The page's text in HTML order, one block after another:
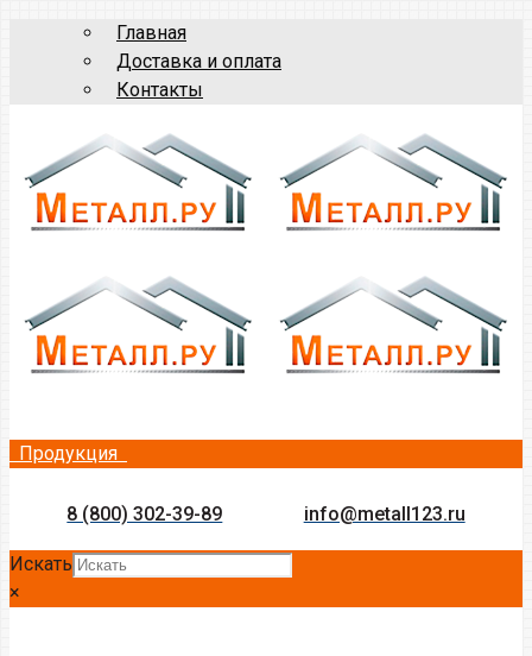
Главная
Доставка и оплата
Контакты
Продукция
8 (800) 302-39-89 info@metall123.ru
Искать
×